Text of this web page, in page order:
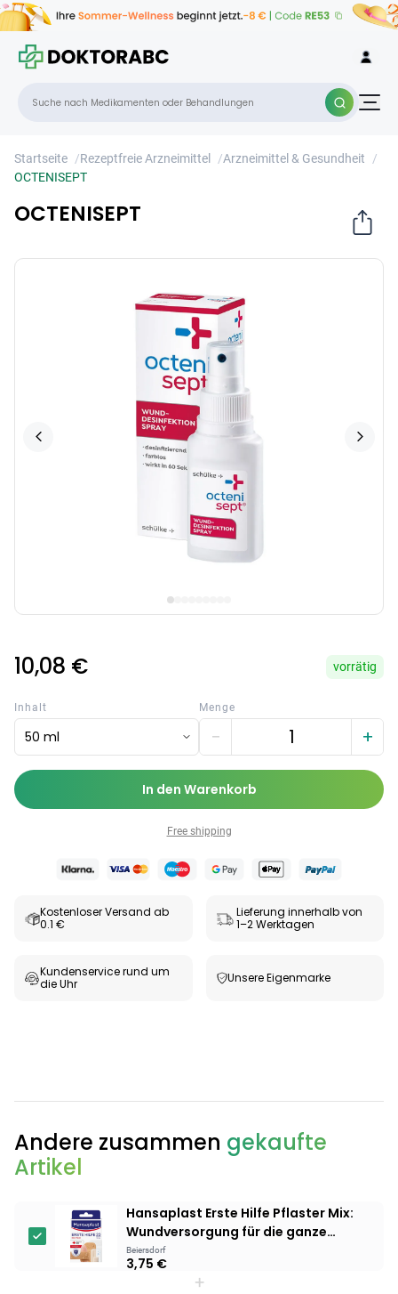
TestzentrumArzneimittel Hygiene &
Haushalt
Baby &
Sanitätshaus
Products
BEAUTY & PFLEGE
Startseite /Rezeptfreie Arzneimittel /Arzneimittel & Gesundheit
/
OCTENISEPT
OCTENISEPT
10,08 € vorrätig
Inhalt
50 ml
Menge
− +
In den Warenkorb
Free shipping
Kostenloser Versand ab
0.1 €
Lieferung innerhalb von
1–2 Werktagen
Kundenservice rund um
die Uhr
Unsere Eigenmarke
×
Andere zusammen gekaufte
Artikel
Hansaplast Erste Hilfe Pflaster Mix:
Wundversorgung für die ganze
Familie
Beiersdorf
3,75 €
+